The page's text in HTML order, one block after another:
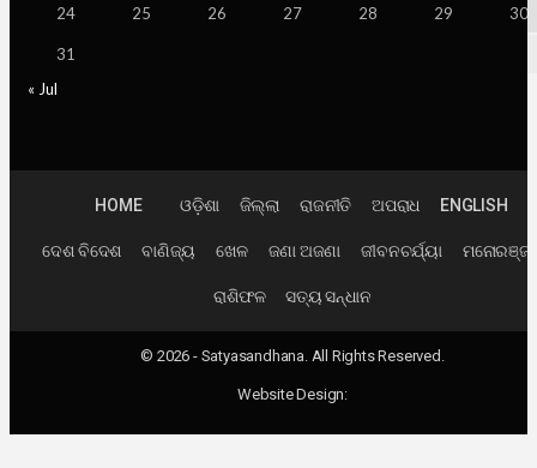
24 25 26 27 28 29 30
31
« Jul
HOME ଓଡ଼ିଶା ଜିଲ୍ଲା ରାଜନୀତି ଅପରାଧ ENGLISH
ଦେଶ ବିଦେଶ ବାଣିଜ୍ୟ ଖେଳ ଜଣା ଅଜଣା ଜୀବନଚର୍ଯ୍ୟା
ରାଶିଫଳ ସତ୍ୟ ସନ୍ଧାନ
© 2026 - Satyasandhana. All Rights Reserved.
Website Design: